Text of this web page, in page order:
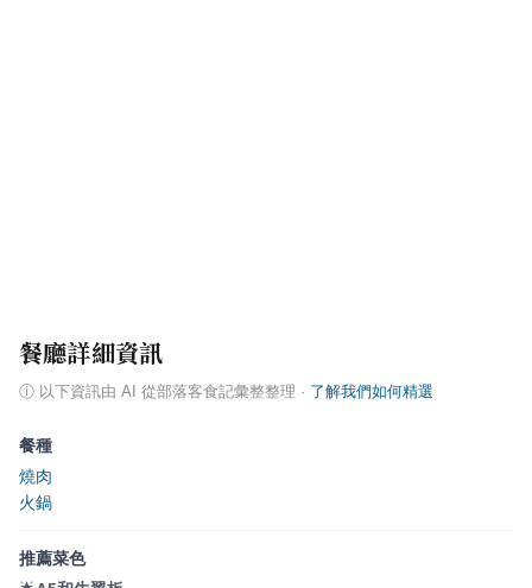
餐廳詳細資訊
ⓘ 以下資訊由 AI 從部落客食記彙整整理 · 了解我們如何精選
餐種
燒肉
火鍋
推薦菜色